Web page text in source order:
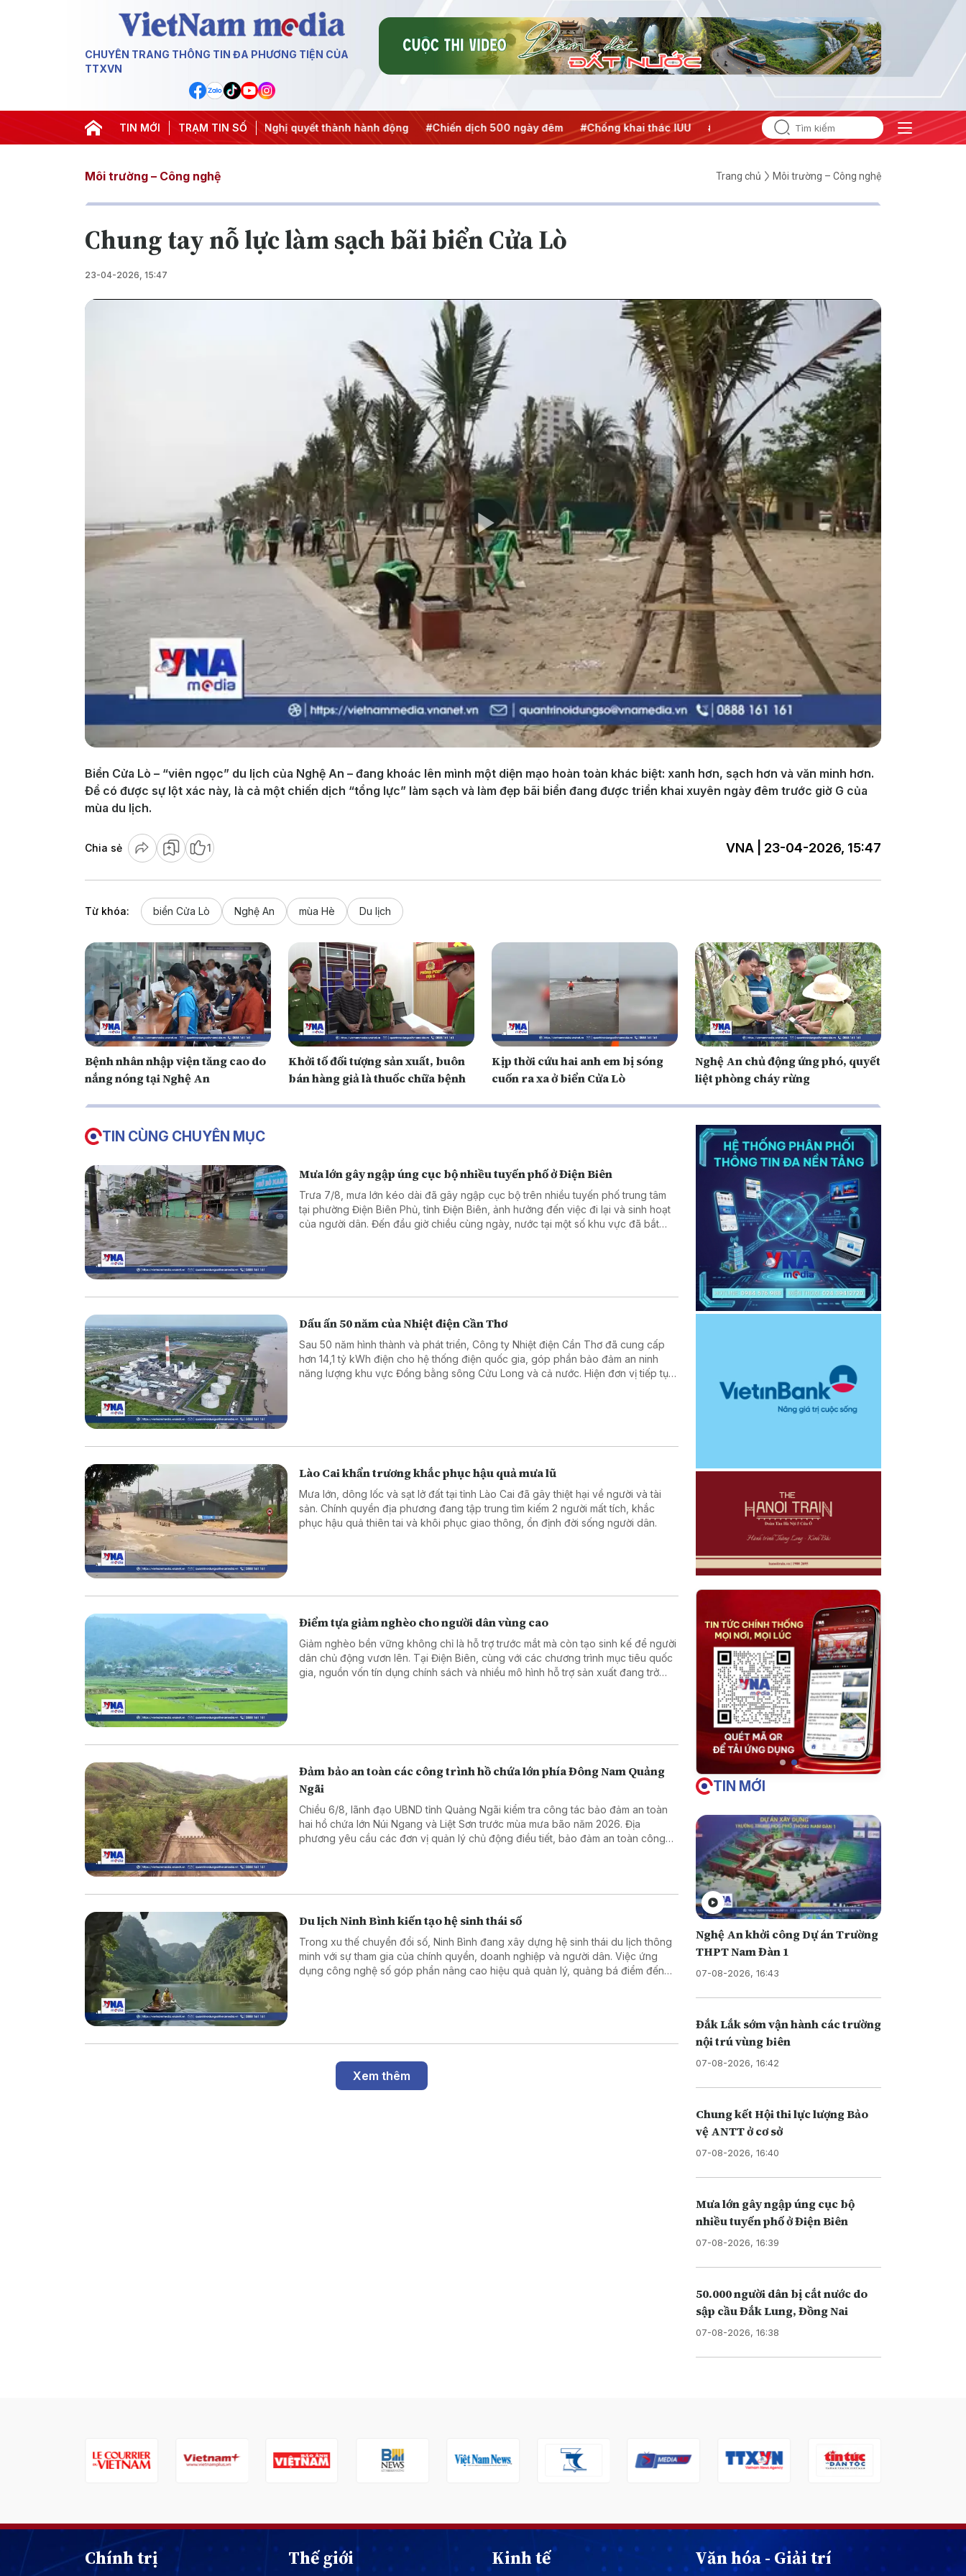
CHUYÊN TRANG THÔNG TIN ĐA PHƯƠNG TIỆN CỦA
TTXVN
TIN MỚI TRẠM TIN SỐ
#APEC 2027 #Đưa Nghị quyết thành hành động #Chiến dịch 500 ngày đêm #Chống khai thác IUU #Căng thẳng Trung Đông #An ninh năng lượng #Bảo vệ nền tảng
Môi trường – Công nghệ Trang chủ Môi trường – Công nghệ
Chung tay nỗ lực làm sạch bãi biển Cửa Lò
23-04-2026, 15:47
Play
Video
Biển Cửa Lò – “viên ngọc” du lịch của Nghệ An – đang khoác lên mình một diện mạo hoàn toàn khác biệt: xanh hơn, sạch hơn và văn minh hơn.
Để có được sự lột xác này, là cả một chiến dịch “tổng lực” làm sạch và làm đẹp bãi biển đang được triển khai xuyên ngày đêm trước giờ G của
mùa du lịch.
Chia sẻ 1 VNA | 23-04-2026, 15:47
Từ khóa: biển Cửa Lò Nghệ An mùa Hè Du lịch
Bệnh nhân nhập viện tăng cao do
nắng nóng tại Nghệ An
Khởi tố đối tượng sản xuất, buôn
bán hàng giả là thuốc chữa bệnh
Kịp thời cứu hai anh em bị sóng
cuốn ra xa ở biển Cửa Lò
Nghệ An chủ động ứng phó, quyết
liệt phòng cháy rừng
TIN CÙNG CHUYÊN MỤC
Mưa lớn gây ngập úng cục bộ nhiều tuyến phố ở Điện Biên
Trưa 7/8, mưa lớn kéo dài đã gây ngập cục bộ trên nhiều tuyến phố trung tâm
tại phường Điện Biên Phủ, tỉnh Điện Biên, ảnh hưởng đến việc đi lại và sinh hoạt
của người dân. Đến đầu giờ chiều cùng ngày, nước tại một số khu vực đã bắt
Dấu ấn 50 năm của Nhiệt điện Cần Thơ
Sau 50 năm hình thành và phát triển, Công ty Nhiệt điện Cần Thơ đã cung cấp
hơn 14,1 tỷ kWh điện cho hệ thống điện quốc gia, góp phần bảo đảm an ninh
năng lượng khu vực Đồng bằng sông Cửu Long và cả nước. Hiện đơn vị tiếp tục
Lào Cai khẩn trương khắc phục hậu quả mưa lũ
Mưa lớn, dông lốc và sạt lở đất tại tỉnh Lào Cai đã gây thiệt hại về người và tài
sản. Chính quyền địa phương đang tập trung tìm kiếm 2 người mất tích, khắc
phục hậu quả thiên tai và khôi phục giao thông, ổn định đời sống người dân.
Điểm tựa giảm nghèo cho người dân vùng cao
Giảm nghèo bền vững không chỉ là hỗ trợ trước mắt mà còn tạo sinh kế để người
dân chủ động vươn lên. Tại Điện Biên, cùng với các chương trình mục tiêu quốc
gia, nguồn vốn tín dụng chính sách và nhiều mô hình hỗ trợ sản xuất đang trở
Đảm bảo an toàn các công trình hồ chứa lớn phía Đông Nam Quảng
Ngãi
Chiều 6/8, lãnh đạo UBND tỉnh Quảng Ngãi kiểm tra công tác bảo đảm an toàn
hai hồ chứa lớn Núi Ngang và Liệt Sơn trước mùa mưa bão năm 2026. Địa
phương yêu cầu các đơn vị quản lý chủ động điều tiết, bảo đảm an toàn công
Du lịch Ninh Bình kiến tạo hệ sinh thái số
Trong xu thế chuyển đổi số, Ninh Bình đang xây dựng hệ sinh thái du lịch thông
minh với sự tham gia của chính quyền, doanh nghiệp và người dân. Việc ứng
dụng công nghệ số góp phần nâng cao hiệu quả quản lý, quảng bá điểm đến
Xem thêm
TIN MỚI
Nghệ An khởi công Dự án Trường
THPT Nam Đàn 1
07-08-2026, 16:43
Đắk Lắk sớm vận hành các trường
nội trú vùng biên
07-08-2026, 16:42
Chung kết Hội thi lực lượng Bảo
vệ ANTT ở cơ sở
07-08-2026, 16:40
Mưa lớn gây ngập úng cục bộ
nhiều tuyến phố ở Điện Biên
07-08-2026, 16:39
50.000 người dân bị cắt nước do
sập cầu Đắk Lung, Đồng Nai
07-08-2026, 16:38
Chính trị Thế giới Kinh tế Văn hóa - Giải trí